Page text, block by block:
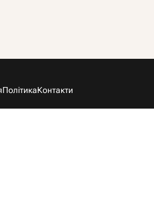
ПолітикаКонтакти